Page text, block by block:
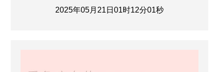
2025年05月21日01时12分01秒